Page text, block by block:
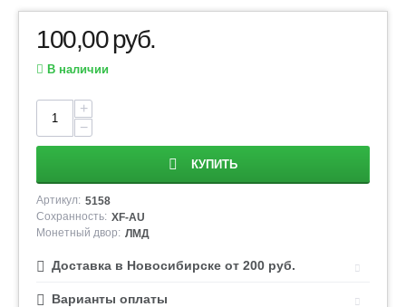
100,00руб.
В наличии
+
−
КУПИТЬ
Артикул: 5158
Сохранность: XF-AU
Монетный двор: ЛМД
Доставка в Новосибирске от 200 руб.
Варианты оплаты